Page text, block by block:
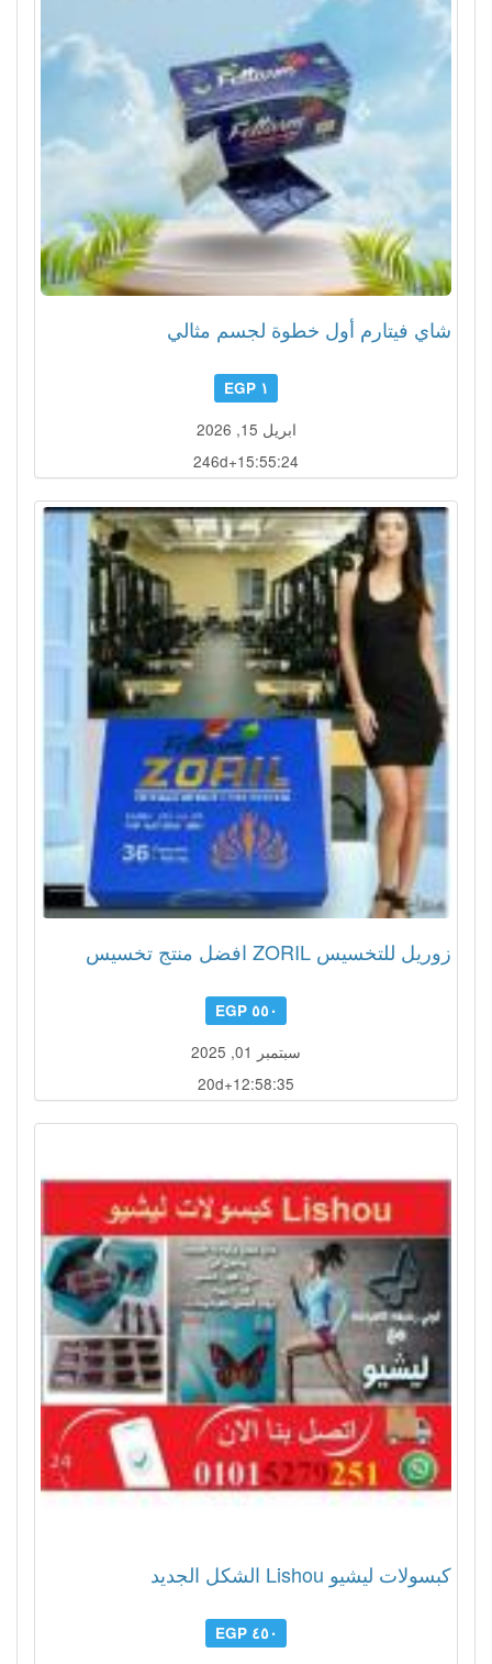
شاي فيتارم أول خطوة لجسم مثالي
١ EGP
ابريل 15, 2026
246d+15:55:21
زوريل للتخسيس ZORIL افضل منتج تخسيس
٥٥٠ EGP
سبتمبر 01, 2025
20d+12:58:32
كبسولات ليشيو Lishou الشكل الجديد
٤٥٠ EGP